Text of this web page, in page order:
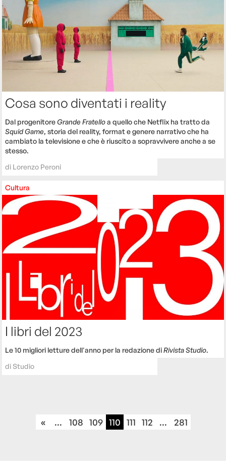
Cosa sono diventati i reality
Dal progenitoreGrande Fratelloa quello che Netflix ha tratto da
Squid Game, storia del reality, format e genere narrativo che ha
cambiato la televisione e che è riuscito a sopravvivere anche a se
stesso.
di Lorenzo Peroni
Cultura
I libri del 2023
Le 10 migliori letture dell'anno per la redazione diRivista Studio.
diStudio
« ... 108 109 110 111 112 ... 281